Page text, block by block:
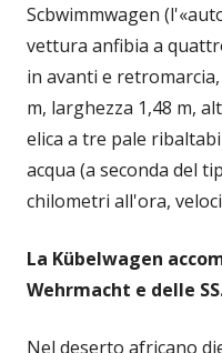
Scbwimmwagen
vettura anfibia a
in avanti e
m, larghezza 1,48 m,
elica a tre pale
acqua (a seconda del
chilometri all'ora,
La Kübelwagen
Wehrmacht e delle
Nel deserto africano